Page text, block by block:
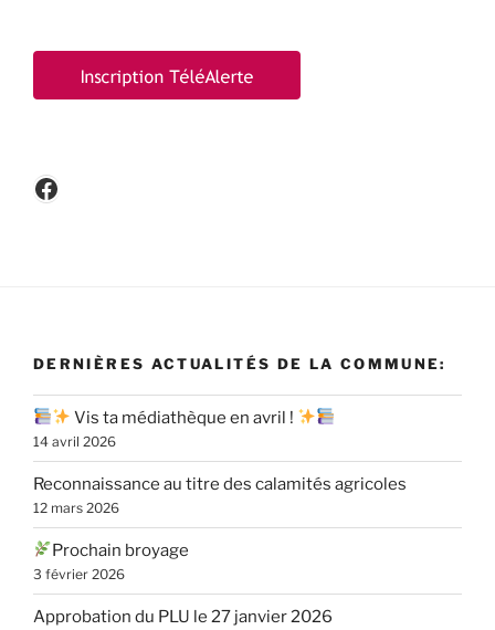
Facebook
DERNIÈRES ACTUALITÉS DE LA COMMUNE:
Vis ta médiathèque en avril !
14 avril 2026
Reconnaissance au titre des calamités agricoles
12 mars 2026
Prochain broyage
3 février 2026
Approbation du PLU le 27 janvier 2026